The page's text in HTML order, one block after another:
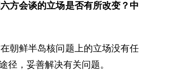
方会谈的立场是否有所改变？中
朝鲜半岛核问题上的立场没有任
，妥善解决有关问题。